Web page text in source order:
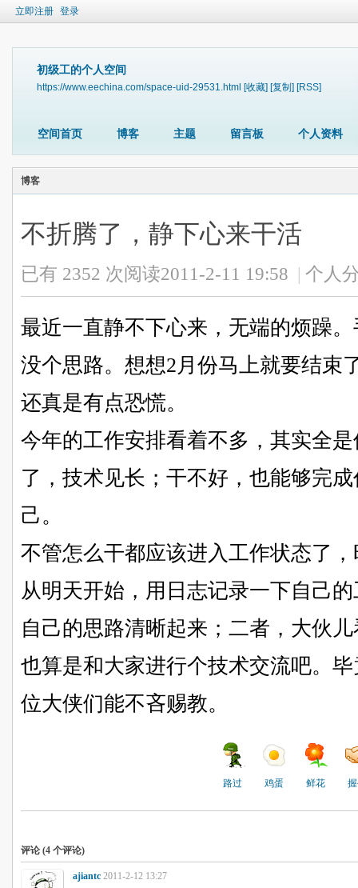
立即注册 登录
初级工的个人空间
https://www.eechina.com/space-uid-29531.html [收藏] [复制] [RSS]
空间首页 博客 主题 留言板 个人资料
博客
不折腾了，静下心来干活
已有 2352 次阅读2011-2-11 19:58 | 个人
最近一直静不下心来，无端的烦躁
没个思路。想想2月份马上就要结束
还真是有点恐慌。
今年的工作安排看着不多，其实全
了，技术见长；干不好，也能够完
己。
不管怎么干都应该进入工作状态了
从明天开始，用日志记录一下自己
自己的思路清晰起来；二者，大伙
也算是和大家进行个技术交流吧。
位大侠们能不吝赐教。
路过 鸡蛋 鲜花
评论 (4 个评论)
ajiantc 2011-2-12 13:27